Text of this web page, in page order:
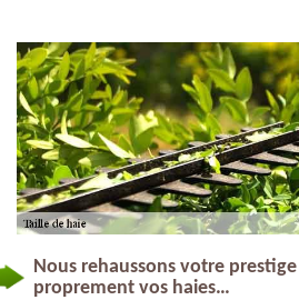
Nous rehaussons votre
proprement vos haies…